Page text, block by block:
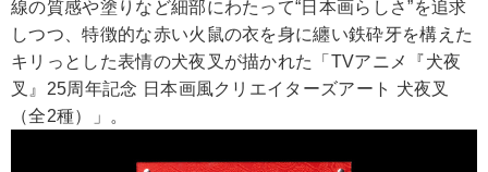
線の質感や塗りなど細部にわたって“日本画らしさ”を追求
しつつ、特徴的な赤い火鼠の衣を身に纏い鉄砕牙を構えた
キリっとした表情の犬夜叉が描かれた「TVアニメ『犬夜
叉』25周年記念 日本画風クリエイターズアート 犬夜叉
（全2種）」。